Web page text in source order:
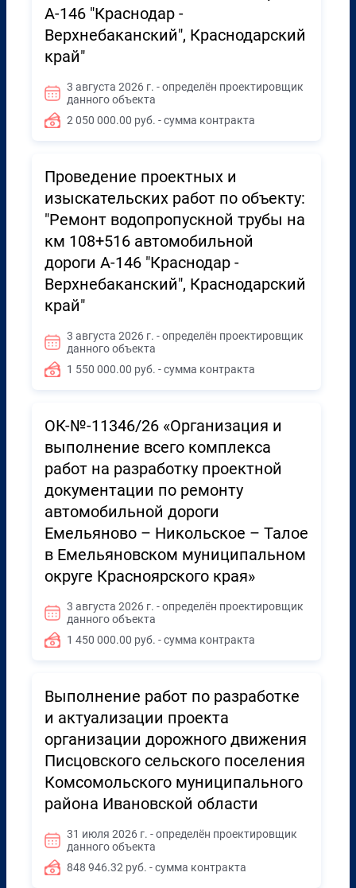
А-146 "Краснодар -
Верхнебаканский", Краснодарский
край"
3 августа 2026 г. - определён проектировщик
данного объекта
2 050 000.00 руб. - сумма контракта
Проведение проектных и
изыскательских работ по объекту:
"Ремонт водопропускной трубы на
км 108+516 автомобильной
дороги А-146 "Краснодар -
Верхнебаканский", Краснодарский
край"
3 августа 2026 г. - определён проектировщик
данного объекта
1 550 000.00 руб. - сумма контракта
ОК-№-11346/26 «Организация и
выполнение всего комплекса
работ на разработку проектной
документации по ремонту
автомобильной дороги
Емельяново – Никольское – Талое
в Емельяновском муниципальном
округе Красноярского края»
3 августа 2026 г. - определён проектировщик
данного объекта
1 450 000.00 руб. - сумма контракта
Выполнение работ по разработке
и актуализации проекта
организации дорожного движения
Писцовского сельского поселения
Комсомольского муниципального
района Ивановской области
31 июля 2026 г. - определён проектировщик
данного объекта
848 946.32 руб. - сумма контракта